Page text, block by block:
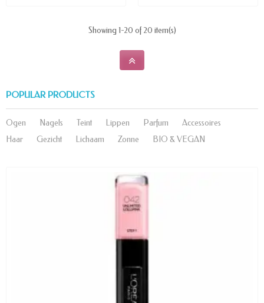
Showing 1-20 of 20 item(s)
POPULAR PRODUCTS
Ogen Nagels Teint Lippen Parfum
Accessoires
Haar
Gezicht Lichaam Zonne BIO & VEGAN